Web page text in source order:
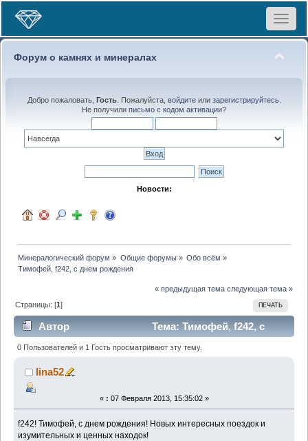
Toggle
Форум о камнях и минералах
Добро пожаловать, Гость. Пожалуйста, войдитеили зарегистрируйтесь.
Не получили письмо с кодом активации?
Новости:
Минералогический форум » Общие форумы» Обо всём »
Тимофей, f242, с днем рождения
« предыдущая тема следующая тема »
ПЕЧАТЬ
Страницы: [1]
Автор
Тема: Тимофей, f242, с
днем рождения (Прочитано 2086 раз)
0 Пользователей и 1 Гость просматривают эту тему.
lina52
« : 07 Февраля 2013, 15:35:02 »
f242! Тимофей, с днем рождения! Новых интересных поездок и
изумительных и ценных находок!